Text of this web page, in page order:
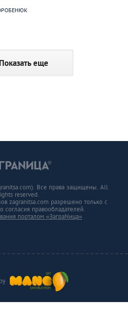
Показать еще
Все права защищены. All
reserved.
zagranitsa.com разрешено только с
согласия правообладателей.
порталом «ЗаграNица»